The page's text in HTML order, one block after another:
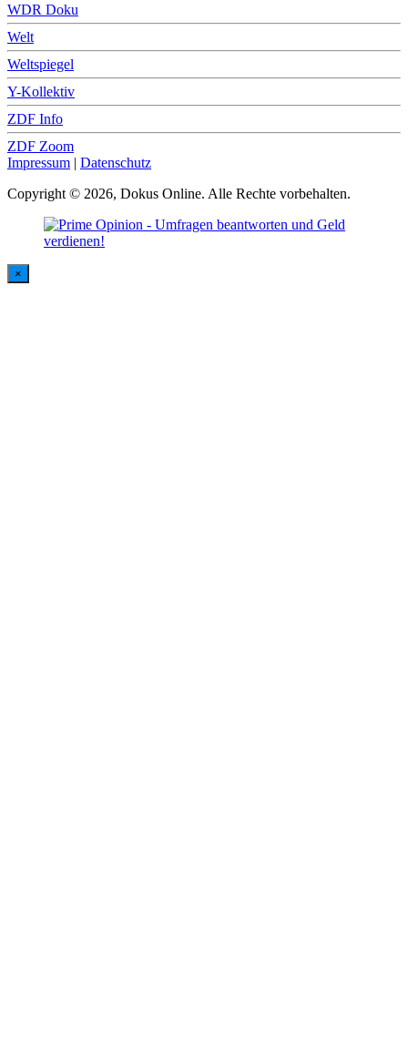
WDR Doku
Welt
Weltspiegel
Y-Kollektiv
ZDF Info
ZDF Zoom
Impressum | Datenschutz
Copyright © 2026, Dokus Online. Alle Rechte vorbehalten.
×